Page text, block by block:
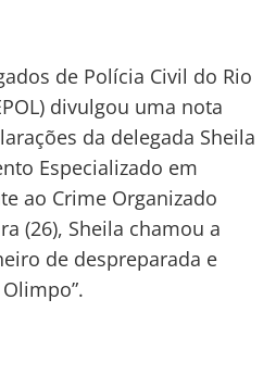
de Polícia Civil do Rio
divulgou uma nota
da delegada Sheila
Especializado em
ao Crime Organizado
(26), Sheila chamou a
de despreparada e